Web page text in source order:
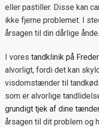
eller pastiller. Disse kan
ikke fjerne problemet. I
årsagen til din dårlige ånde.
I vores tandklinik på
alvorligt, fordi det kan
visdomstænder til
som er alvorlige
grundigt tjek af dine
årsagen til dit problem og